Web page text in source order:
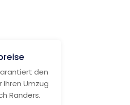
den
Ihren Umzug
Randers.